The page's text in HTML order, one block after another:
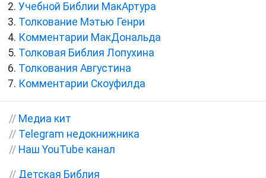
Учебной Библии МакАртура
Толкование Мэтью Генри
Комментарии МакДональда
Толковая Библия Лопухина
Толкования Августина
Комментарии Скоуфилда
// Медиа кит
// Telegram недокнижника
// Наш YouTube канал
// Детская Библия